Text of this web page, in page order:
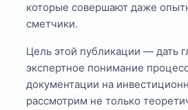
которые совершают даже
сметчики.
Цель этой публикации — дать
экспертное понимание
документации на
рассмотрим не только